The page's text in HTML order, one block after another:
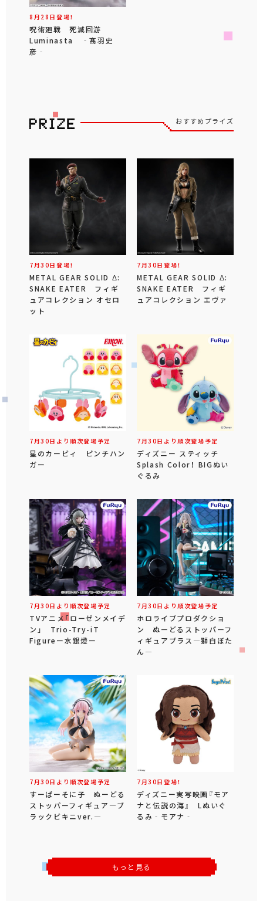
8月28日登場！
呪術廻戦 死滅回游
Luminasta ‐髙羽史
彦‐
おすすめプライズ
7月30日登場！
METAL GEAR SOLID Δ:
SNAKE EATER フィギ
ュアコレクション オセロ
ット
7月30日登場！
METAL GEAR SOLID Δ:
SNAKE EATER フィギ
ュアコレクション エヴァ
7月30日より順次登場予定
星のカービィ ピンチハン
ガー
7月30日より順次登場予定
ディズニー スティッチ
Splash Color！ BIGぬい
ぐるみ
7月30日より順次登場予定
TVアニメ「ローゼンメイデ
ン」 Trio-Try-iT
Figureー水銀燈ー
7月30日より順次登場予定
ホロライブプロダクショ
ン ぬーどるストッパーフ
ィギュアプラス―獅白ぼた
ん―
7月30日より順次登場予定
すーぱーそに子 ぬーどる
ストッパーフィギュア―ブ
ラックビキニver.―
7月30日登場！
ディズニー実写映画『モア
ナと伝説の海』 Lぬいぐ
るみ‐モアナ‐
もっと見る